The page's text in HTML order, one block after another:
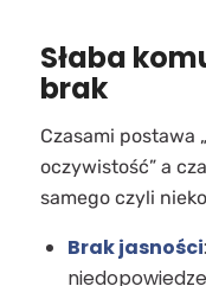
Słaba
brak
Czasami postawa
oczywistość” a
samego czyli
Brak jasności